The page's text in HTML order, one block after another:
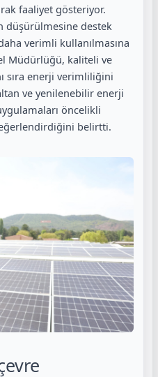
faaliyet gösteriyor.
düşürülmesine destek
verimli kullanılmasına
Müdürlüğü, kaliteli ve
sıra enerji verimliliğini
ve yenilenebilir enerji
öncelikli
belirtti.